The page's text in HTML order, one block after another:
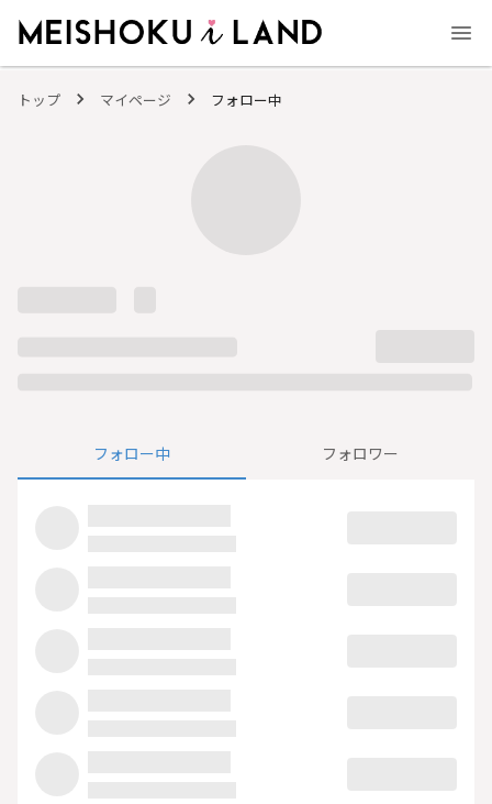
トップ マイページ フォロー中
フォロー中 フォロワー